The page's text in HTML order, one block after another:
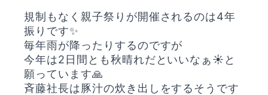
規制もなく親子祭りが開催されるのは4年
振りです✨
毎年雨が降ったりするのですが
今年は2日間とも秋晴れだといいなぁ☀️と
願っています🙏
斉藤社長は豚汁の炊き出しをするそうです